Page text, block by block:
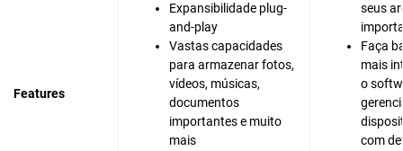
Features
Expansibilidade plug-
and-play
Vastas capacidades
para armazenar fotos,
vídeos, músicas,
documentos
importantes e muito
mais
seus
Faça
mais
o
com